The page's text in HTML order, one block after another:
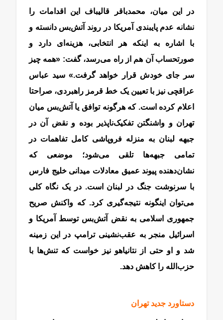
در این میان، محمدباقر قالیباف این اقدامات را
نشانه عدم پایبندی آمریکا در روند آتش‌بس دانسته و
با اشاره به اینکه هر انتخابی، هزینه‌ای دارد و
صورتحساب آن هم از راه می‌رسد، گفت: «همه چیز
سر جای خودش قرار خواهد گرفت.» سید عباس
عراقچی نیز با تعیین یک خط قرمز راهبردی، صراحتا
اعلام کرده است. که هرگونه توافق یا آتش‌بس میان
تهران و واشنگتن تفکیک‌ناپذیر بوده و نقض آن در
جبهه لبنان به منزله فروپاشی کامل تفاهمات در
تمامی جبهه‌ها تلقی می‌شود؛ موضعی که
نشان‌دهنده پیوند عمیق معادلات میدانی خلیج فارس
با سرنوشت جنگ در لبنان است. در یک نگاه کلی
می‌توان اینگونه نتیجه‌گیری کرد. که واکنش صریح
جمهوری اسلامی به نقض آتش‌بس توسط آمریکا و
اسرائیل منجر به عقب‌نشینی ترامپ در این زمینه
شد و او حتی از نتانیاهو نیز خواست که تنش‌ها با
حزب‌الله را کاهش دهد.
دستاورد جدید تهران